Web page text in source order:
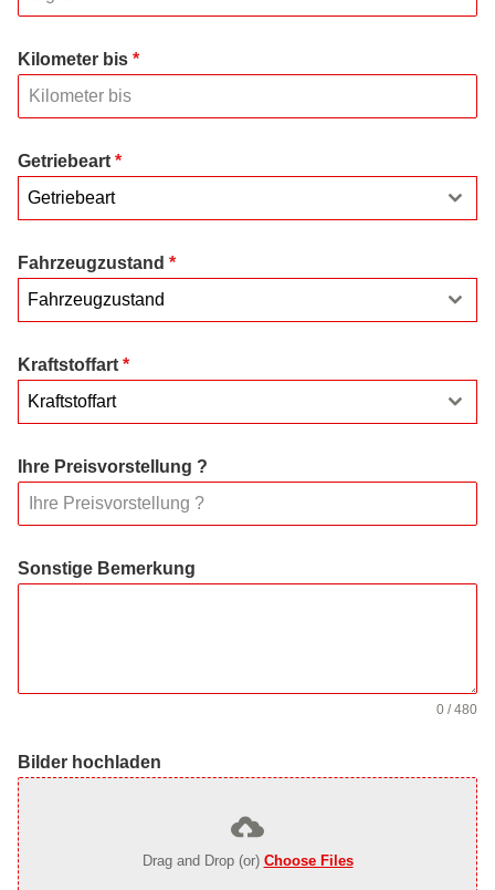
Kilometer bis *
Getriebeart *
Getriebeart
Fahrzeugzustand *
Fahrzeugzustand
Kraftstoffart *
Kraftstoffart
Ihre Preisvorstellung ?
Sonstige Bemerkung
0 / 480
Bilder hochladen
Drag and Drop (or) Choose Files